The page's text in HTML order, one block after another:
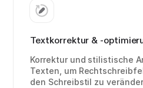
Textkorrektur & -
Korrektur und stilistische
Texten, um
den Schreibstil zu